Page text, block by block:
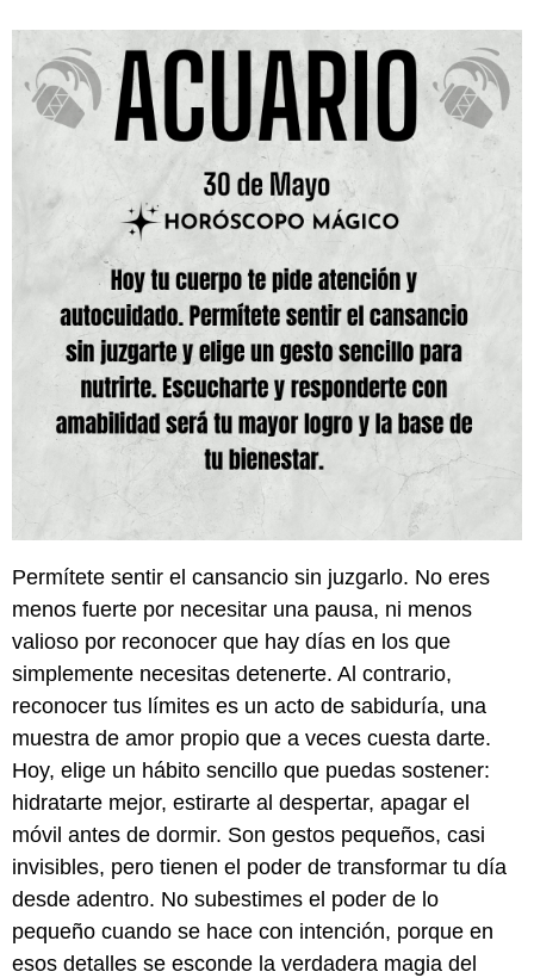
Permítete sentir el cansancio sin juzgarlo. No eres
menos fuerte por necesitar una pausa, ni menos
valioso por reconocer que hay días en los que
simplemente necesitas detenerte. Al contrario,
reconocer tus límites es un acto de sabiduría, una
muestra de amor propio que a veces cuesta darte.
Hoy, elige un hábito sencillo que puedas sostener:
hidratarte mejor, estirarte al despertar, apagar el
móvil antes de dormir. Son gestos pequeños, casi
invisibles, pero tienen el poder de transformar tu día
desde adentro. No subestimes el poder de lo
pequeño cuando se hace con intención, porque en
esos detalles se esconde la verdadera magia del